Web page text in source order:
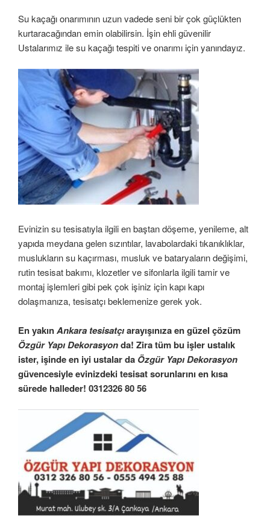
Su kaçağı onarımının uzun vadede seni bir çok güçlükten
kurtaracağından emin olabilirsin. İşin ehli güvenilir
Ustalarımız ile su kaçağı tespiti ve onarımı için yanındayız.
Evinizin su tesisatıyla ilgili en baştan döşeme, yenileme, alt
yapıda meydana gelen sızıntılar, lavabolardaki tıkanıklıklar,
muslukların su kaçırması, musluk ve bataryaların değişimi,
rutin tesisat bakımı, klozetler ve sifonlarla ilgili tamir ve
montaj işlemleri gibi pek çok işiniz için kapı kapı
dolaşmanıza, tesisatçı beklemenize gerek yok.
En yakınAnkara tesisatçıarayışınıza en güzel çözüm
Özgür Yapı Dekorasyonda! Zira tüm bu işler ustalık
ister, işinde en iyi ustalar da Özgür Yapı Dekorasyon
güvencesiyle evinizdeki tesisat sorunlarını en kısa
sürede halleder! 0312326 80 56